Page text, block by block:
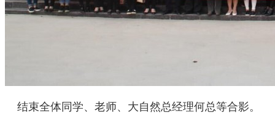
结束全体同学、老师、大自然总经理何总等合影。